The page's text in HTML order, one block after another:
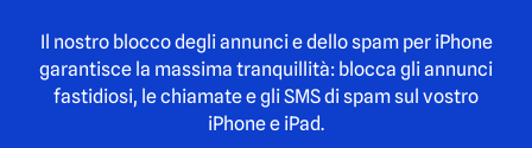
Il nostro blocco degli annunci e dello spam per iPhone
garantisce la massima tranquillità: blocca gli annunci
fastidiosi, le chiamate e gli SMS di spam sul vostro
iPhone e iPad.